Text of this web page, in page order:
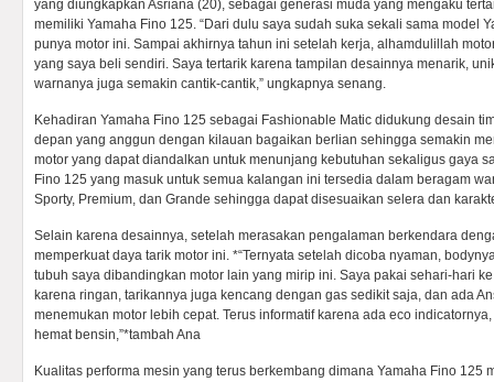
yang diungkapkan Asriana (20), sebagai generasi muda yang mengaku
memiliki Yamaha Fino 125. “Dari dulu saya sudah suka sekali sama model
punya motor ini. Sampai akhirnya tahun ini setelah kerja, alhamdulillah
yang saya beli sendiri. Saya tertarik karena tampilan desainnya menarik,
warnanya juga semakin cantik-cantik,” ungkapnya senang.
Kehadiran Yamaha Fino 125 sebagai Fashionable Matic didukung desain
depan yang anggun dengan kilauan bagaikan berlian sehingga semakin
motor yang dapat diandalkan untuk menunjang kebutuhan sekaligus gaya
Fino 125 yang masuk untuk semua kalangan ini tersedia dalam beragam
Sporty, Premium, dan Grande sehingga dapat disesuaikan selera dan
Selain karena desainnya, setelah merasakan pengalaman berkendara
memperkuat daya tarik motor ini. *“Ternyata setelah dicoba nyaman,
tubuh saya dibandingkan motor lain yang mirip ini. Saya pakai sehari-hari
karena ringan, tarikannya juga kencang dengan gas sedikit saja, dan ada
menemukan motor lebih cepat. Terus informatif karena ada eco
hemat bensin,”*tambah Ana
Kualitas performa mesin yang terus berkembang dimana Yamaha Fino 125